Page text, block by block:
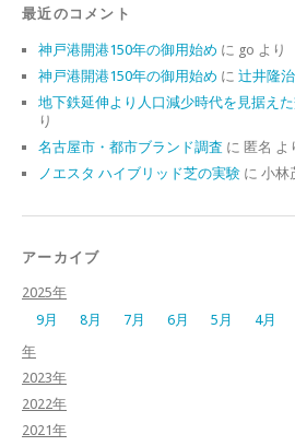
最近のコメント
神戸港開港150年の御用始め に go より
神戸港開港150年の御用始め に 辻井隆治
地下鉄延伸より人口減少時代を見据えた
り
名古屋市・都市ブランド調査 に 匿名 よ
ノエスタ ハイブリッド芝の実験 に 小林
アーカイブ
2025年
9月
8月 7月 6月 5月 4月
年
2023年
2022年
2021年